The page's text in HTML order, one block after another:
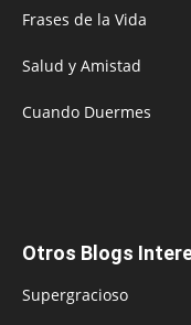
Frases de la Vida
Salud y Amistad
Cuando Duermes
Otros Blogs
Supergracioso